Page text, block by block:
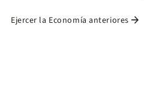
Ejercer la Economía anteriores arrow_forward